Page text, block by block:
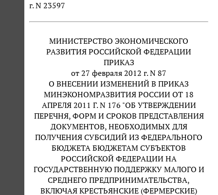
г. N 23597
МИНИСТЕРСТВО ЭКОНОМИЧЕСКОГО
РАЗВИТИЯ РОССИЙСКОЙ ФЕДЕРАЦИИ
ПРИКАЗ
от 27 февраля 2012 г. N 87
О ВНЕСЕНИИ ИЗМЕНЕНИЙ В ПРИКАЗ
МИНЭКОНОМРАЗВИТИЯ РОССИИ ОТ 18
АПРЕЛЯ 2011 Г. N 176 "ОБ УТВЕРЖДЕНИИ
ПЕРЕЧНЯ, ФОРМ И СРОКОВ ПРЕДСТАВЛЕНИЯ
ДОКУМЕНТОВ, НЕОБХОДИМЫХ ДЛЯ
ПОЛУЧЕНИЯ СУБСИДИЙ ИЗ ФЕДЕРАЛЬНОГО
БЮДЖЕТА БЮДЖЕТАМ СУБЪЕКТОВ
РОССИЙСКОЙ ФЕДЕРАЦИИ НА
ГОСУДАРСТВЕННУЮ ПОДДЕРЖКУ МАЛОГО И
СРЕДНЕГО ПРЕДПРИНИМАТЕЛЬСТВА,
ВКЛЮЧАЯ КРЕСТЬЯНСКИЕ (ФЕРМЕРСКИЕ)